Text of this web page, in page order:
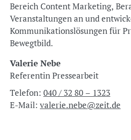
Bereich Content Marketing,
Veranstaltungen an und
Kommunikationslösungen für
Bewegtbild.
Valerie Nebe
Referentin Pressearbeit
Telefon: 040 / 32 80 – 1323
E-Mail: valerie.nebe@zeit.de